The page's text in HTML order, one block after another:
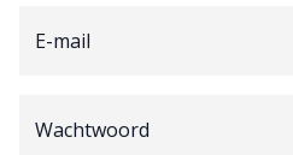
E-mail
Wachtwoord